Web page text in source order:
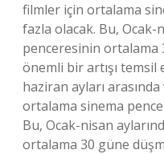
filmler için ortalama
fazla olacak. Bu, Ocak-
penceresinin ortalama
önemli bir artışı temsil
haziran ayları
ortalama sinema
Bu, Ocak-nisan
ortalama 30 güne